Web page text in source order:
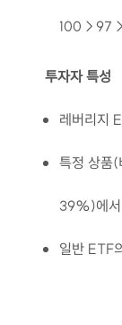
투자자 특성
레버리지
특정 상품
39%)에서
일반 ETF